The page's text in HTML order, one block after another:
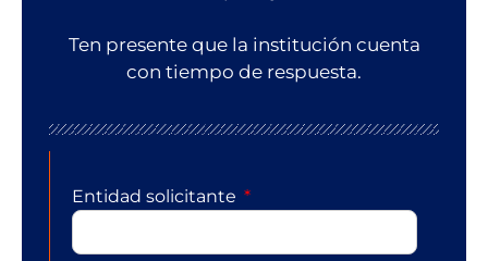
Ten presente que la institución cuenta
con tiempo de respuesta.
Entidad solicitante